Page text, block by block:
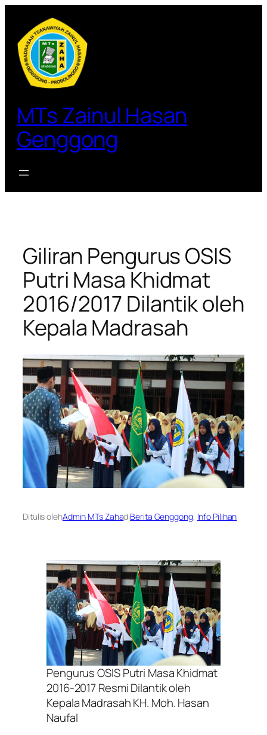
konten
MTs Zainul Hasan
Genggong
Giliran Pengurus OSIS
Putri Masa Khidmat
2016/2017 Dilantik oleh
Kepala Madrasah
Ditulis olehAdmin MTs ZahadiBerita Genggong, Info Pilihan
Pengurus OSIS Putri Masa Khidmat
2016-2017 Resmi Dilantik oleh
Kepala Madrasah KH. Moh. Hasan
Naufal